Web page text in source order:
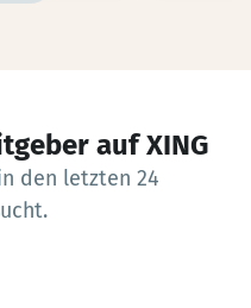
auf XING
den letzten 24